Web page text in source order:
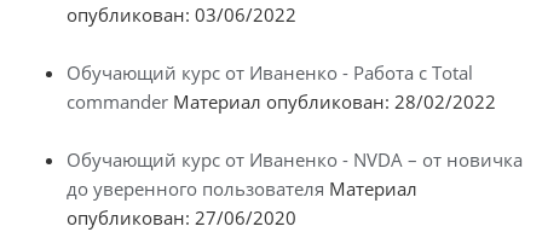
опубликован: 03/06/2022
Обучающий курс от Иваненко - Работа с Total
commander Материал опубликован: 28/02/2022
Обучающий курс от Иваненко - NVDA – от новичка
до уверенного пользователя Материал
опубликован: 27/06/2020